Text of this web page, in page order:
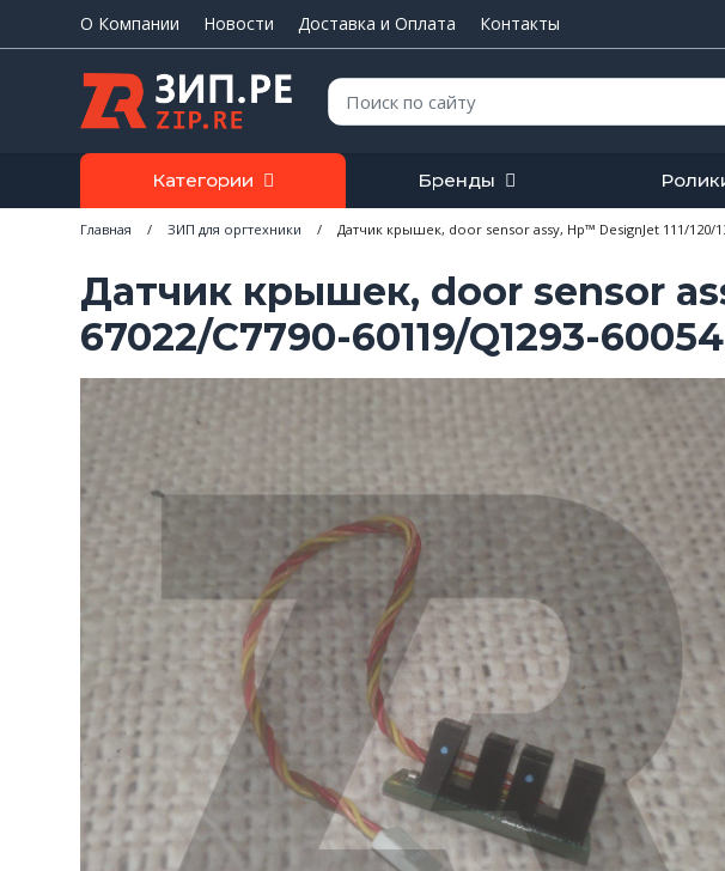
О Компании Новости Доставка и Оплата Контакты
Поиск:
Категории Бренды
Главная / ЗИП для оргтехники / Датчик крышек, door sensor assy, Hp™ DesignJet 111/120/
Датчик крышек, door sensor
67022/C7790-60119/Q1293-